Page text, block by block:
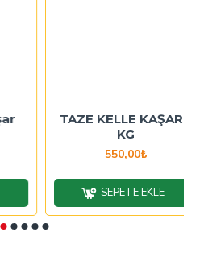
TAZE KELLE KAŞAR 1
550,00₺
SEPETE EKLE